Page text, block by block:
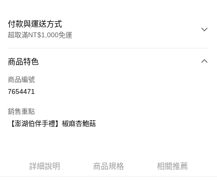
付款與運送方式
超取滿NT$1,000免運
信用卡一次付款
超商取貨付款
Apple Pay
商品特色
商品編號
7654471
銷售重點
【澎湖伯伴手禮】椒麻杏鮑菇
詳細說明 商品規格 相關推薦